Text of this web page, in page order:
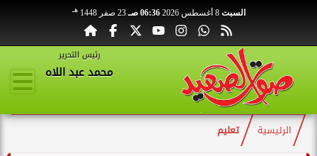
السبت 8 أغسطس 2026 06:36 صـ 23 صفر 1448 هـ
رئيس التحرير
محمد عبد اللاه
الرئيسية تعليم